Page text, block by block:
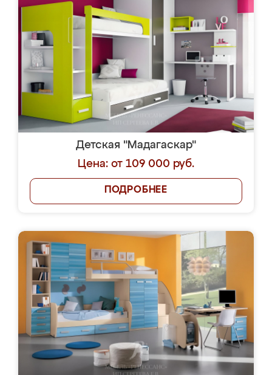
Детская "Мадагаскар"
Цена: от 109 000 руб.
ПОДРОБНЕЕ